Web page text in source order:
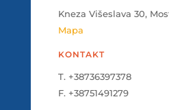
Kneza Višeslava 30,
Mapa
KONTAKT
T. +38736397378
F. +38751491279